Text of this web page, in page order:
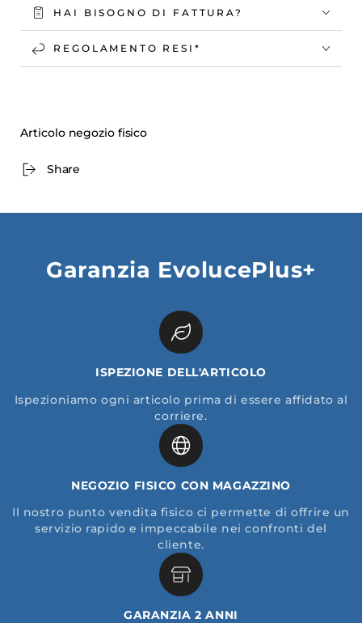
HAI BISOGNO DI FATTURA?
REGOLAMENTO RESI*
Articolo negozio fisico
Share
Garanzia EvolucePlus+
ISPEZIONE DELL'ARTICOLO
Ispezioniamo ogni articolo prima di essere affidato al
corriere.
NEGOZIO FISICO CON MAGAZZINO
Il nostro punto vendita fisico ci permette di offrire un
servizio rapido e impeccabile nei confronti del
cliente.
GARANZIA 2 ANNI